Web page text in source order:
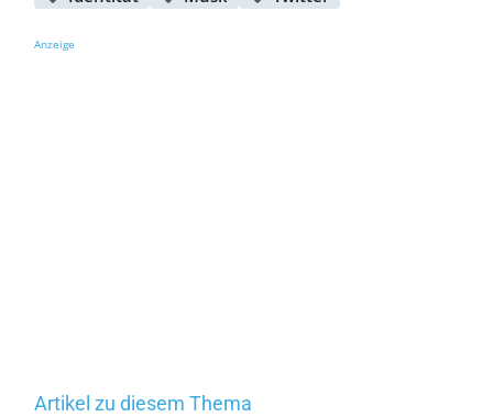
Anzeige
Artikel zu diesem Thema